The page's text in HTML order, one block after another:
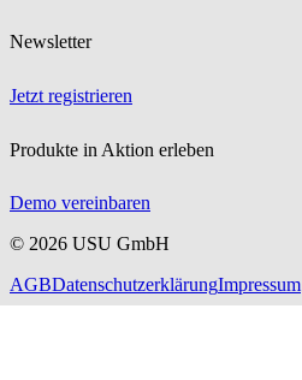
Newsletter
Jetzt registrieren
Produkte in Aktion erleben
Demo vereinbaren
© 2026 USU GmbH
AGBDatenschutzerklärungImpressum